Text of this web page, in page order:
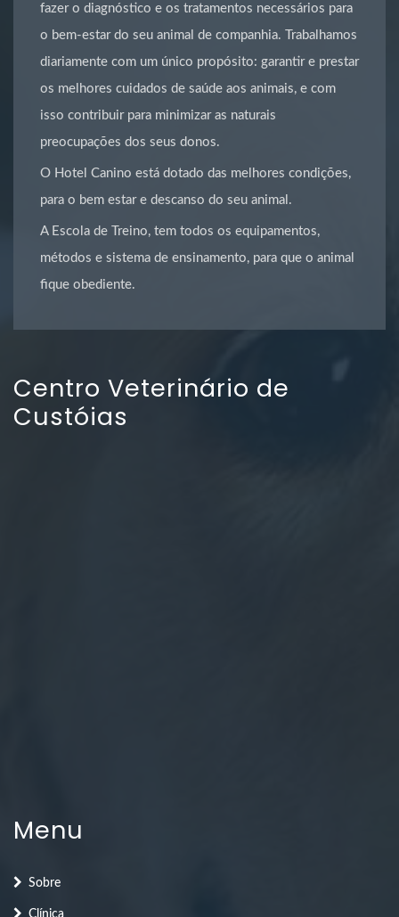
fazer o diagnóstico e os tratamentos necessários para
o bem-estar do seu animal de companhia. Trabalhamos
diariamente com um único propósito: garantir e prestar
os melhores cuidados de saúde aos animais, e com
isso contribuir para minimizar as naturais
preocupações dos seus donos.
O Hotel Canino está dotado das melhores condições,
para o bem estar e descanso do seu animal.
A Escola de Treino, tem todos os equipamentos,
métodos e sistema de ensinamento, para que o animal
fique obediente.
Centro Veterinário de
Custóias
Menu
Sobre
Clínica